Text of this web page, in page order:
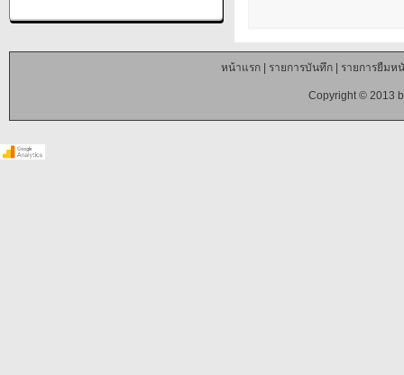
หน้าแรก| รายการบันทึก| รายการยืมห
Copyright © 2013